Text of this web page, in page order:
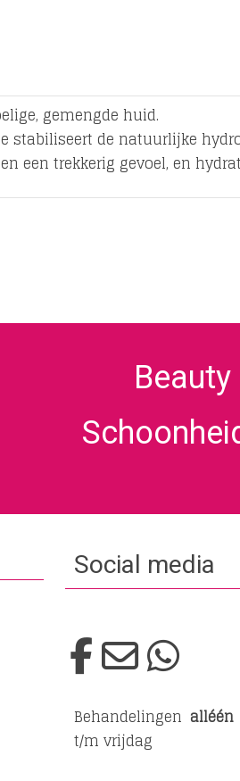
gemengde huid.
stabiliseert de natuurlijke
een trekkerig gevoel, en
Social media
Behandelingen
t/m vrijdag